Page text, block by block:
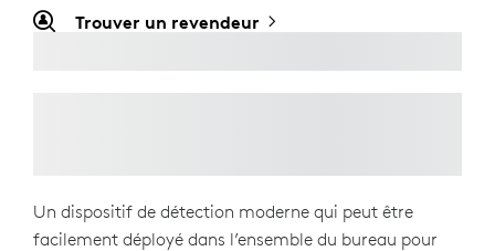
Trouver un revendeur
Un dispositif de détection moderne qui peut être
facilement déployé dans l’ensemble du bureau pour